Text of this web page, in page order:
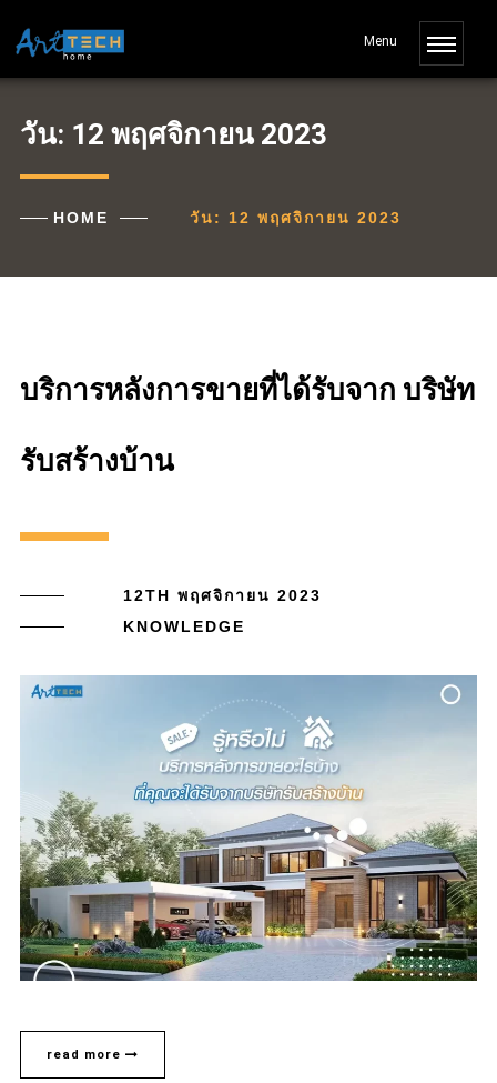
วัน: 12 พฤศจิกายน 2023
HOME วัน: 12 พฤศจิกายน 2023
บริการหลังการขายที่ได้รับจาก บริษัท
รับสร้างบ้าน
12TH พฤศจิกายน 2023
KNOWLEDGE
read more